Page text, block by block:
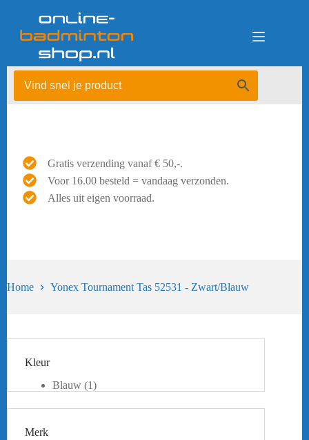
Gratis verzending vanaf € 50,-.
Voor 16.00 besteld = vandaag verzonden.
Alles uit eigen voorraad.
Home Yonex Tournament Tas 52531 - Zwart/Blauw
Kleur
Blauw (1)
Merk